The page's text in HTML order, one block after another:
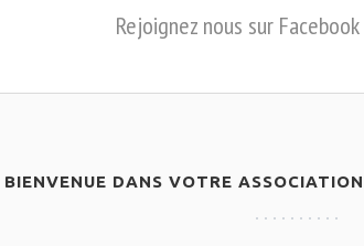
Rejoignez nous sur Facebook
BIENVENUE DANS VOTRE